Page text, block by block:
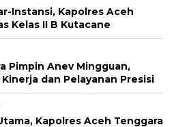
Instansi, Kapolres Aceh
Kelas II B Kutacane
Pimpin Anev Mingguan,
dan Pelayanan Presisi
Kapolres Aceh Tenggara